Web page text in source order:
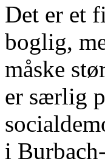
Det er et
boglig,
måske
er særlig
i